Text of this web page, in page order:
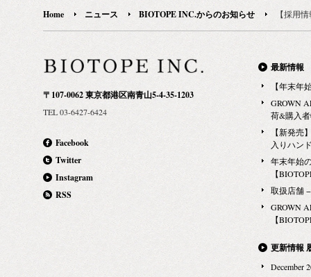
Home ニュース BIOTOPE INC.からのお知らせ 【採用
〒107-0062 東京都港区南青山5-4-35-1203
TEL 03-6427-6424
Facebook
Twitter
Instagram
RSS
最新情報
【年末年
GROWN
荷&購入
【新発売
入りハン
年末年始
【
取扱店舗
GROWN
【
更新情報
December